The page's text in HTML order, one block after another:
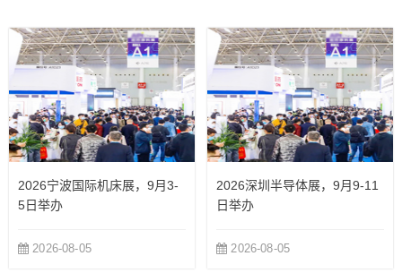
来图景...
2026宁波国际机床展，9月3-
5日举办
2026-08-05
2026深圳半导体展，9月9-11
日举办
2026-08-05